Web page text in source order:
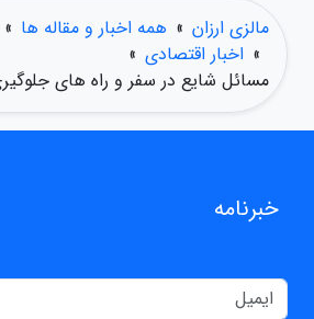
مالزی ارزان » همه اخبار و مقاله ها »
» اخبار اقتصادی »
مسائل شایع در سفر و راه های
خبرنامه